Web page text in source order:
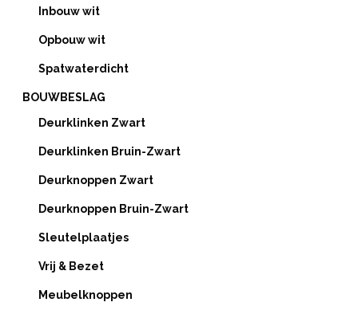
Inbouw wit
Opbouw wit
Spatwaterdicht
BOUWBESLAG
Deurklinken Zwart
Deurklinken Bruin-Zwart
Deurknoppen Zwart
Deurknoppen Bruin-Zwart
Sleutelplaatjes
Vrij & Bezet
Meubelknoppen